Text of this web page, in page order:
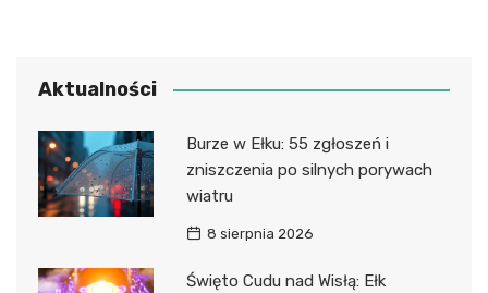
Aktualności
Burze w Ełku: 55 zgłoszeń i
zniszczenia po silnych porywach
wiatru
8 sierpnia 2026
Święto Cudu nad Wisłą: Ełk